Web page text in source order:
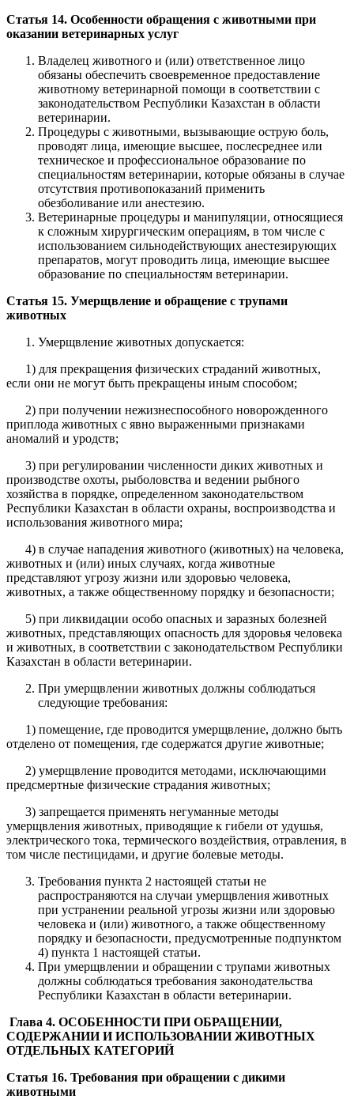
Статья 14. Особенности обращения с животными при
оказании ветеринарных услуг
Владелец животного и (или) ответственное лицо
обязаны обеспечить своевременное предоставление
животному ветеринарной помощи в соответствии с
законодательством Республики Казахстан в области
ветеринарии.
Процедуры с животными, вызывающие острую боль,
проводят лица, имеющие высшее, послесреднее или
техническое и профессиональное образование по
специальностям ветеринарии, которые обязаны в случае
отсутствия противопоказаний применить
обезболивание или анестезию.
Ветеринарные процедуры и манипуляции, относящиеся
к сложным хирургическим операциям, в том числе с
использованием сильнодействующих анестезирующих
препаратов, могут проводить лица, имеющие высшее
образование по специальностям ветеринарии.
Статья 15. Умерщвление и обращение с трупами
животных
Умерщвление животных допускается:
1) для прекращения физических страданий животных,
если они не могут быть прекращены иным способом;
2) при получении нежизнеспособного новорожденного
приплода животных с явно выраженными признаками
аномалий и уродств;
3) при регулировании численности диких животных и
производстве охоты, рыболовства и ведении рыбного
хозяйства в порядке, определенном законодательством
Республики Казахстан в области охраны, воспроизводства и
использования животного мира;
4) в случае нападения животного (животных) на человека,
животных и (или) иных случаях, когда животные
представляют угрозу жизни или здоровью человека,
животных, а также общественному порядку и безопасности;
5) при ликвидации особо опасных и заразных болезней
животных, представляющих опасность для здоровья человека
и животных, в соответствии с законодательством Республики
Казахстан в области ветеринарии.
При умерщвлении животных должны соблюдаться
следующие требования:
1) помещение, где проводится умерщвление, должно быть
отделено от помещения, где содержатся другие животные;
2) умерщвление проводится методами, исключающими
предсмертные физические страдания животных;
3) запрещается применять негуманные методы
умерщвления животных, приводящие к гибели от удушья,
электрического тока, термического воздействия, отравления, в
том числе пестицидами, и другие болевые методы.
Требования пункта 2 настоящей статьи не
распространяются на случаи умерщвления животных
при устранении реальной угрозы жизни или здоровью
человека и (или) животного, а также общественному
порядку и безопасности, предусмотренные подпунктом
4) пункта 1 настоящей статьи.
При умерщвлении и обращении с трупами животных
должны соблюдаться требования законодательства
Республики Казахстан в области ветеринарии.
Глава 4. ОСОБЕННОСТИ ПРИ ОБРАЩЕНИИ,
СОДЕРЖАНИИ И ИСПОЛЬЗОВАНИИ ЖИВОТНЫХ
ОТДЕЛЬНЫХ КАТЕГОРИЙ
Статья 16. Требования при обращении с дикими
животными